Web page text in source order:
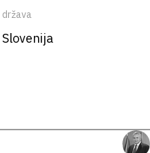
država
Slovenija